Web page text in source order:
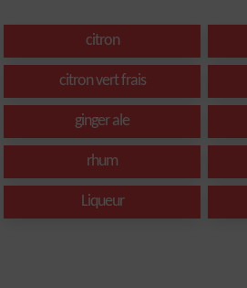
citron
citron vert frais
ginger ale
rhum
Liqueur